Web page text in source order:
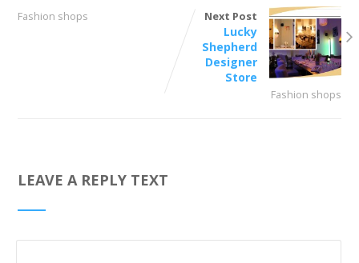
Fashion shops Next Post
Lucky
Shepherd
Designer
Store
Fashion shops
LEAVE A REPLY TEXT